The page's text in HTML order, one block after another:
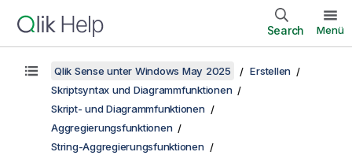
Search Menü
Qlik Sense unter Windows May 2025
Erstellen
Skriptsyntax und Diagrammfunktionen
Skript- und Diagrammfunktionen
Aggregierungsfunktionen
String-Aggregierungsfunktionen